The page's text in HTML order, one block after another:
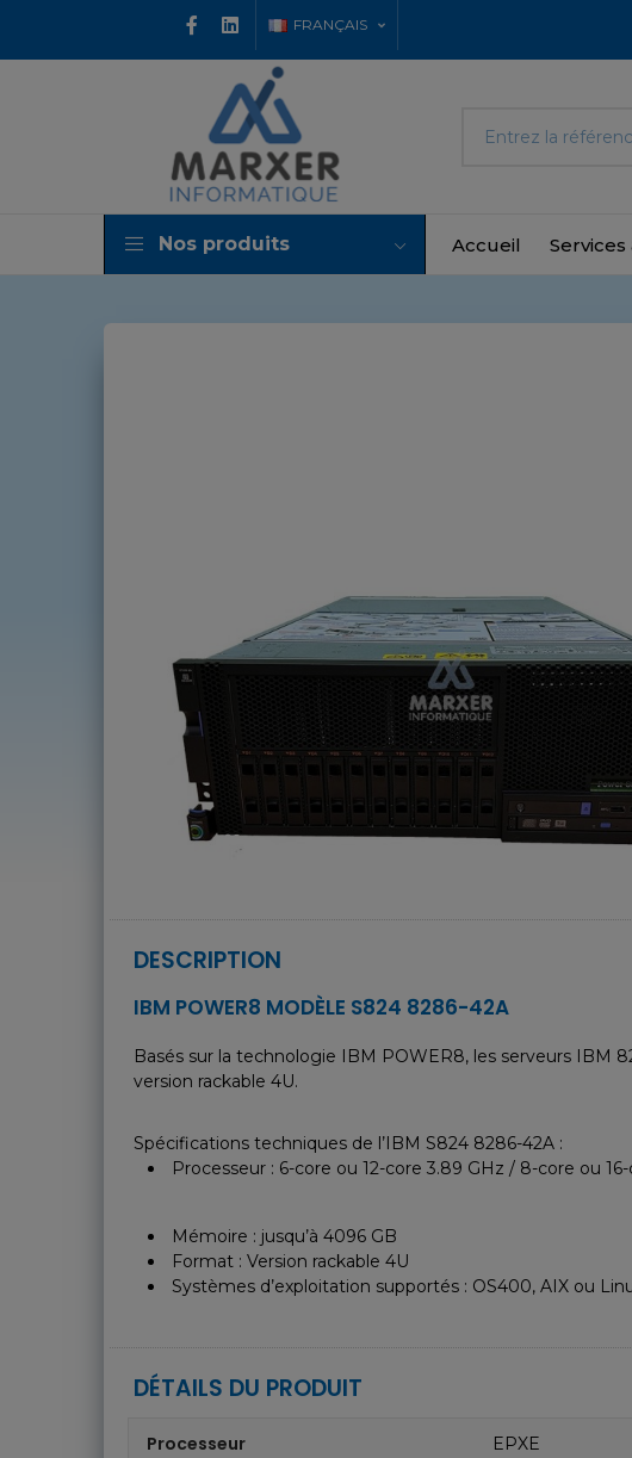
FRANÇAIS
Nos produits Accueil Services
DESCRIPTION
IBM POWER8 MODÈLE S824 8286-42A
Basés sur la technologie IBM POWER8, les serveurs IBM
version rackable 4U.
Spécifications techniques de l’IBM S824 8286-42A :
Processeur : 6-core ou 12-core 3.89 GHz / 8-core ou
Mémoire : jusqu’à 4096 GB
Format : Version rackable 4U
Systèmes d’exploitation supportés : OS400, AIX ou
DÉTAILS DU PRODUIT
Processeur EPXE